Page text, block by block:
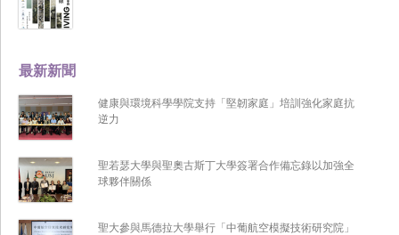
最新新聞
健康與環境科學學院支持「堅韌家庭」培訓強化家庭抗
逆力
聖若瑟大學與聖奧古斯丁大學簽署合作備忘錄以加強全
球夥伴關係
聖大參與馬德拉大學舉行「中葡航空模擬技術研究院」